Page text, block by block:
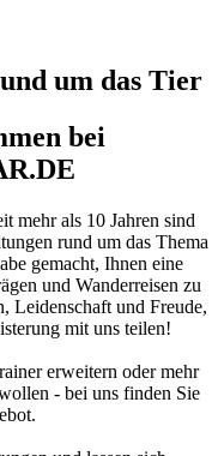
um das Tier
bei
mehr als 10 Jahren sind
rund um das Thema
gemacht, Ihnen eine
und Wanderreisen zu
Leidenschaft und Freude,
mit uns teilen!
erweitern oder mehr
- bei uns finden Sie